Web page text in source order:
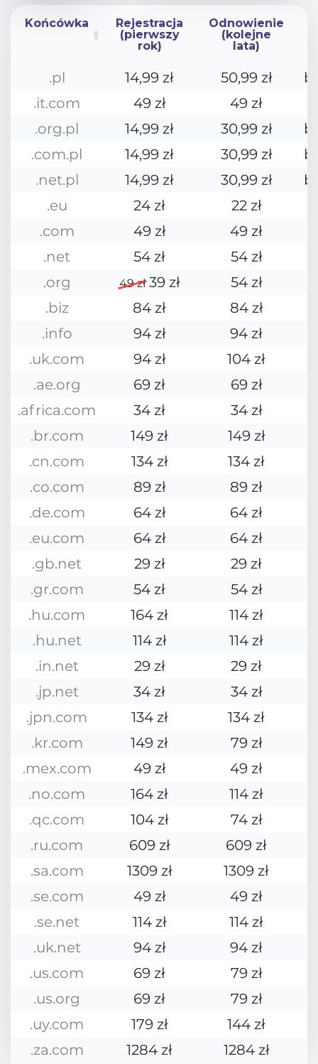
Końcówka
Rejestracja
(pierwszy
rok)
Odnowienie
(kolejne
lata)
Końcówka
Rejestracja
(pierwszy
Odnowienie
(kolejne
.pl 14,99 zł 50,99 zł
.it.com
49 zł
49 zł
.org.pl
14,99 zł 30,99 zł
.com.pl
14,99 zł 30,99 zł
.net.pl
14,99 zł 30,99 zł
.eu
24 zł
22 zł
.com
49 zł
49 zł
.net
54 zł
54 zł
.org
49 zł 39 zł
54 zł
.biz
84 zł
84 zł
.info
94 zł
94 zł
.uk.com
94 zł
104 zł
.ae.org
69 zł
69 zł
.africa.com
34 zł
34 zł
.br.com
149 zł
149 zł
.cn.com
134 zł
134 zł
.co.com
89 zł
89 zł
.de.com
64 zł
64 zł
.eu.com
64 zł
64 zł
.gb.net
29 zł
29 zł
.gr.com
54 zł
54 zł
.hu.com
164 zł
114 zł
.hu.net
114 zł
114 zł
.in.net
29 zł
29 zł
.jp.net
34 zł
34 zł
.jpn.com
134 zł
134 zł
.kr.com
149 zł
79 zł
.mex.com
49 zł
49 zł
.no.com
164 zł
114 zł
.qc.com
104 zł
74 zł
.ru.com
609 zł
609 zł
.sa.com
1309 zł 1309 zł
.se.com
49 zł
49 zł
.se.net
114 zł
114 zł
.uk.net
94 zł
94 zł
.us.com
69 zł
79 zł
.us.org
69 zł
79 zł
.uy.com
179 zł
144 zł
.za.com
1284 zł 1284 zł